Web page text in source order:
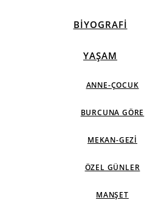
BIYOGRAFI
YAŞAM
ANNE-ÇOCUK
BURCUNA GÖRE
MEKAN-GEZI
ÖZEL GÜNLER
MANŞET